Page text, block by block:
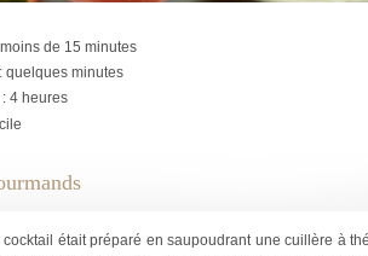
de 15 minutes
quelques minutes
4 heures
cocktail était préparé en saupoudrant une cuillère à